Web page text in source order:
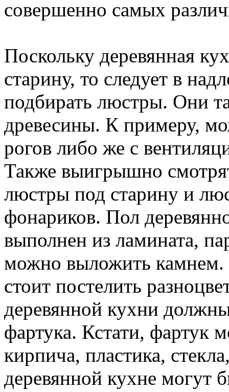
совершенно самых
Поскольку деревянная
старину, то следует в
подбирать люстры. Они
древесины. К примеру,
рогов либо же с
Также выигрышно
люстры под старину и
фонариков. Пол
выполнен из ламината,
можно выложить камнем.
стоит постелить
деревянной кухни
фартука. Кстати,
кирпича, пластика,
деревянной кухне могут